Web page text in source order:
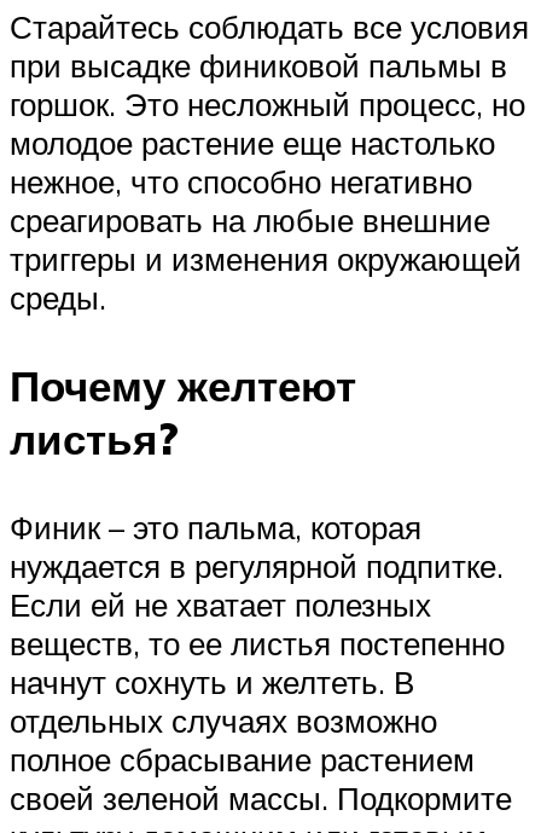
Старайтесь соблюдать все условия
при высадке финиковой пальмы в
горшок. Это несложный процесс, но
молодое растение еще настолько
нежное, что способно негативно
среагировать на любые внешние
триггеры и изменения окружающей
среды.
Почему желтеют
листья?
Финик – это пальма, которая
нуждается в регулярной подпитке.
Если ей не хватает полезных
веществ, то ее листья постепенно
начнут сохнуть и желтеть. В
отдельных случаях возможно
полное сбрасывание растением
своей зеленой массы. Подкормите